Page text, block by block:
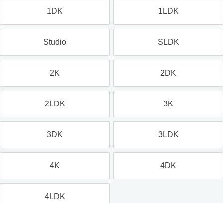
1DK 1LDK
Studio SLDK
2K 2DK
2LDK 3K
3DK 3LDK
4K 4DK
4LDK